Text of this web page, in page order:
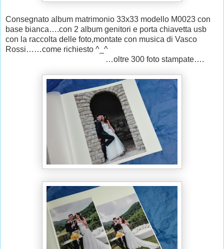
Consegnato album matrimonio 33x33 modello M0023 con
base bianca….con 2 album genitori e porta chiavetta usb
con la raccolta delle foto,montate con musica di Vasco
Rossi……come richiesto ^_^
…oltre 300 foto stampate….